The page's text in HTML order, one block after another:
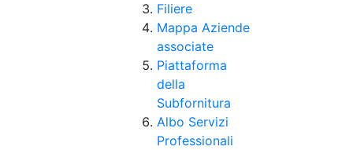
Filiere
Mappa Aziende
associate
Piattaforma
della
Subfornitura
Albo Servizi
Professionali